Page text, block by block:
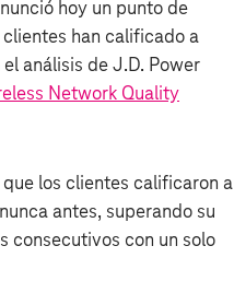
hoy un punto de
han calificado a
análisis de J.D. Power
Network Quality
los clientes calificaron a
antes, superando su
consecutivos con un solo